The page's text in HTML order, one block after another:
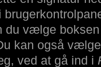
du vælge
kan også
ved at gå ind i